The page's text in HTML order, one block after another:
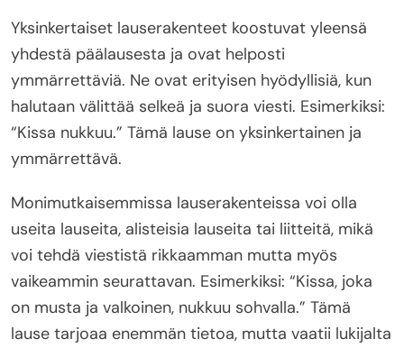
Yksinkertaiset lauserakenteet koostuvat yleensä
yhdestä päälausesta ja ovat helposti
ymmärrettäviä. Ne ovat erityisen hyödyllisiä, kun
halutaan välittää selkeä ja suora viesti. Esimerkiksi:
“Kissa nukkuu.” Tämä lause on yksinkertainen ja
ymmärrettävä.
Monimutkaisemmissa lauserakenteissa voi olla
useita lauseita, alisteisia lauseita tai liitteitä, mikä
voi tehdä viestistä rikkaamman mutta myös
vaikeammin seurattavan. Esimerkiksi: “Kissa, joka
on musta ja valkoinen, nukkuu sohvalla.” Tämä
lause tarjoaa enemmän tietoa, mutta vaatii lukijalta